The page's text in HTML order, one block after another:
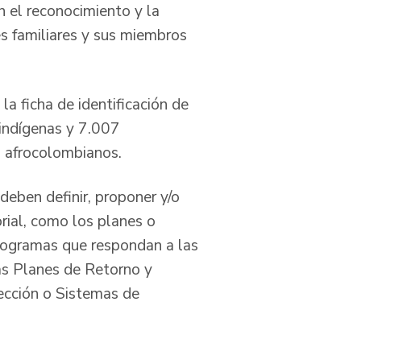
el reconocimiento y la
familiares y sus miembros
ficha de identificación de
y 7.007
definir, proponer y/o
como los planes o
que respondan a las
Planes de Retorno y
o Sistemas de